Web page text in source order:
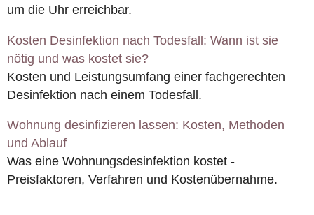
um die Uhr erreichbar.
Kosten Desinfektion nach Todesfall: Wann ist sie
nötig und was kostet sie?
Kosten und Leistungsumfang einer fachgerechten
Desinfektion nach einem Todesfall.
Wohnung desinfizieren lassen: Kosten, Methoden
und Ablauf
Was eine Wohnungsdesinfektion kostet -
Preisfaktoren, Verfahren und Kostenübernahme.